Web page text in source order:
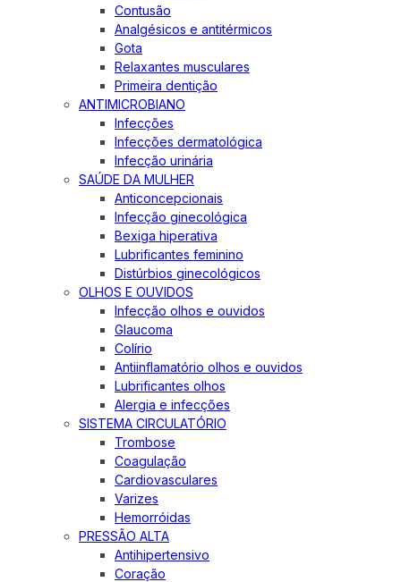
Contusão
Analgésicos e antitérmicos
Gota
Relaxantes musculares
Primeira dentição
ANTIMICROBIANO
Infecções
Infecções dermatológica
Infecção urinária
SAÚDE DA MULHER
Anticoncepcionais
Infecção ginecológica
Bexiga hiperativa
Lubrificantes feminino
Distúrbios ginecológicos
OLHOS E OUVIDOS
Infecção olhos e ouvidos
Glaucoma
Colírio
Antiinflamatório olhos e ouvidos
Lubrificantes olhos
Alergia e infecções
SISTEMA CIRCULATÓRIO
Trombose
Coagulação
Cardiovasculares
Varizes
Hemorróidas
PRESSÃO ALTA
Antihipertensivo
Coração